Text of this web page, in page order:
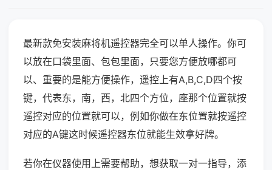
最新款免安装麻将机遥控器完全可以单人操作。你可
以放在口袋里面、包包里面，只要您方便放哪都可
以、重要的是能方便操作，遥控上有A,B,C,D四个按
键，代表东，南，西，北四个方位，座那个位置就按
遥控对应的位置就可以，例如你做在东位置就按遥控
对应的A键这时候遥控器东位就能生效拿好牌。
若你在仪器使用上需要帮助，想获取一对一指导，添